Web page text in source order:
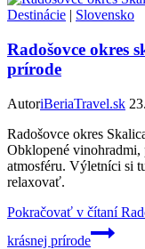
Destinácie | Slovensko
Radošovce okres
prírode
AutoriBeriaTravel.sk
Radošovce okres
Obklopené
atmosféru. Výletníci si
relaxovať.
Pokračovať v čítaní
krásnej prírode